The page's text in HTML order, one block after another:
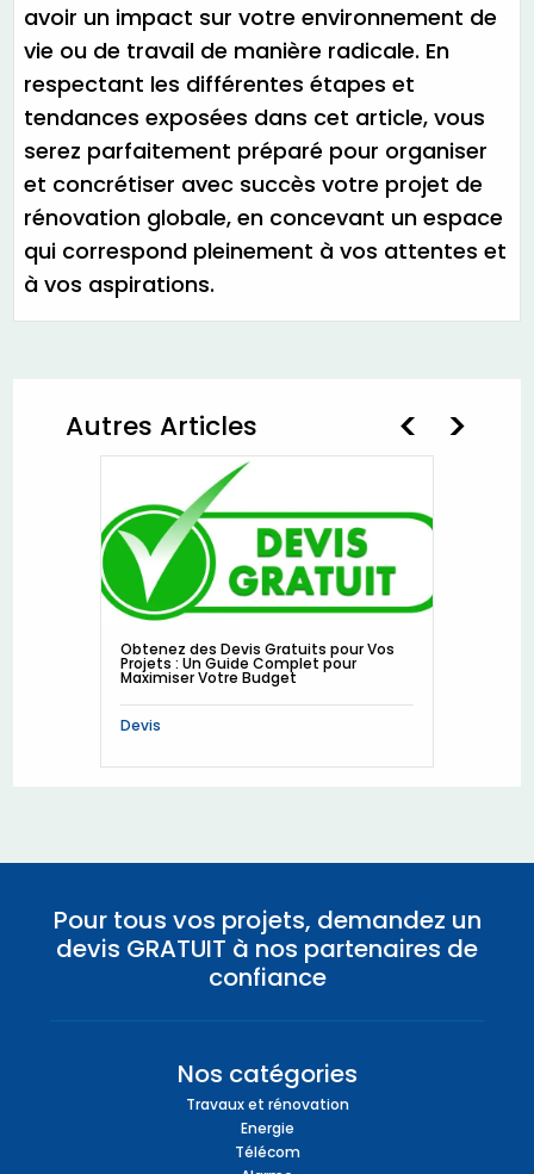
avoir un impact sur votre environnement de
vie ou de travail de manière radicale. En
respectant les différentes étapes et
tendances exposées dans cet article, vous
serez parfaitement préparé pour organiser
et concrétiser avec succès votre projet de
rénovation globale, en concevant un espace
qui correspond pleinement à vos attentes et
à vos aspirations.
Autres Articles
Obtenez des Devis Gratuits pour Vos
Projets : Un Guide Complet pour
Maximiser Votre Budget
Devis
Pour tous vos projets, demandez un
devis GRATUIT à nos partenaires de
confiance
Nos catégories
Travaux et rénovation
Energie
Télécom